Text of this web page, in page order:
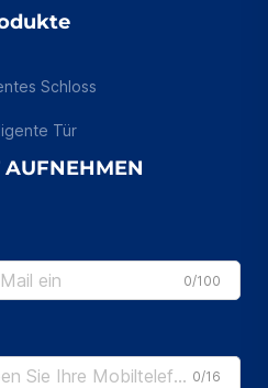
Schloss
Tür
AUFNEHMEN
0/100
0/16